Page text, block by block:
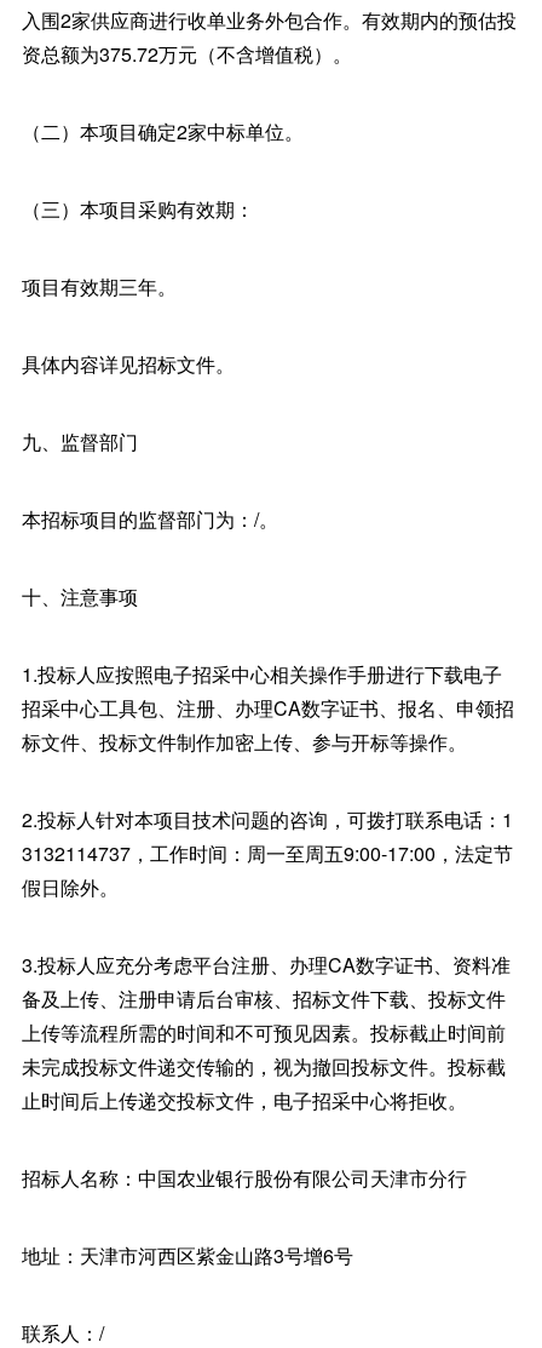
入围2家供应商进行收单业务外包合作。有效期内的预估投
资总额为375.72万元（不含增值税）。
（二）本项目确定2家中标单位。
（三）本项目采购有效期：
项目有效期三年。
具体内容详见招标文件。
九、监督部门
本招标项目的监督部门为：/。
十、注意事项
1.投标人应按照电子招采中心相关操作手册进行下载电子
招采中心工具包、注册、办理CA数字证书、报名、申领招
标文件、投标文件制作加密上传、参与开标等操作。
2.投标人针对本项目技术问题的咨询，可拨打联系电话：1
3132114737，工作时间：周一至周五9:00-17:00，法定节
假日除外。
3.投标人应充分考虑平台注册、办理CA数字证书、资料准
备及上传、注册申请后台审核、招标文件下载、投标文件
上传等流程所需的时间和不可预见因素。投标截止时间前
未完成投标文件递交传输的，视为撤回投标文件。投标截
止时间后上传递交投标文件，电子招采中心将拒收。
招标人名称：中国农业银行股份有限公司天津市分行
地址：天津市河西区紫金山路3号增6号
联系人：/